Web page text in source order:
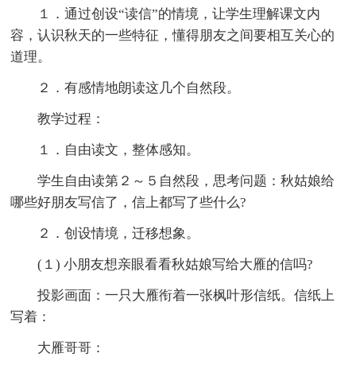
１．通过创设“读信”的情境，让学生理解课文内
容，认识秋天的一些特征，懂得朋友之间要相互关心的
道理。
２．有感情地朗读这几个自然段。
教学过程：
１．自由读文，整体感知。
学生自由读第２～５自然段，思考问题：秋姑娘给
哪些好朋友写信了，信上都写了些什么?
２．创设情境，迁移想象。
(１) 小朋友想亲眼看看秋姑娘写给大雁的信吗?
投影画面：一只大雁衔着一张枫叶形信纸。信纸上
写着：
大雁哥哥：